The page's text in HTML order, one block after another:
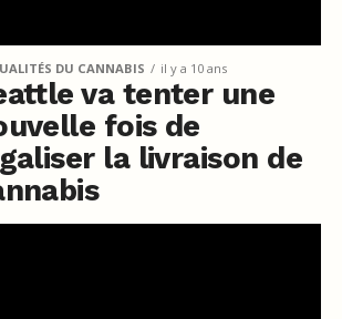
DU CANNABIS il y a 10 ans
va tenter une
fois de
la livraison de